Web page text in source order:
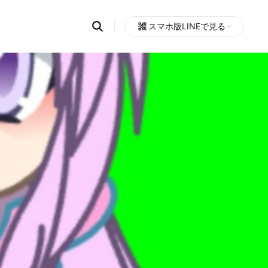
Search
OpenChats
messages
search
area
スマホ版LINEで見る